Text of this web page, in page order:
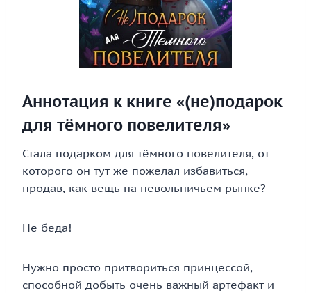
Аннотация к книге «(не)подарок
для тёмного повелителя»
Стала подарком для тёмного повелителя, от
которого он тут же пожелал избавиться,
продав, как вещь на невольничьем рынке?
Не беда!
Нужно просто притвориться принцессой,
способной добыть очень важный артефакт и